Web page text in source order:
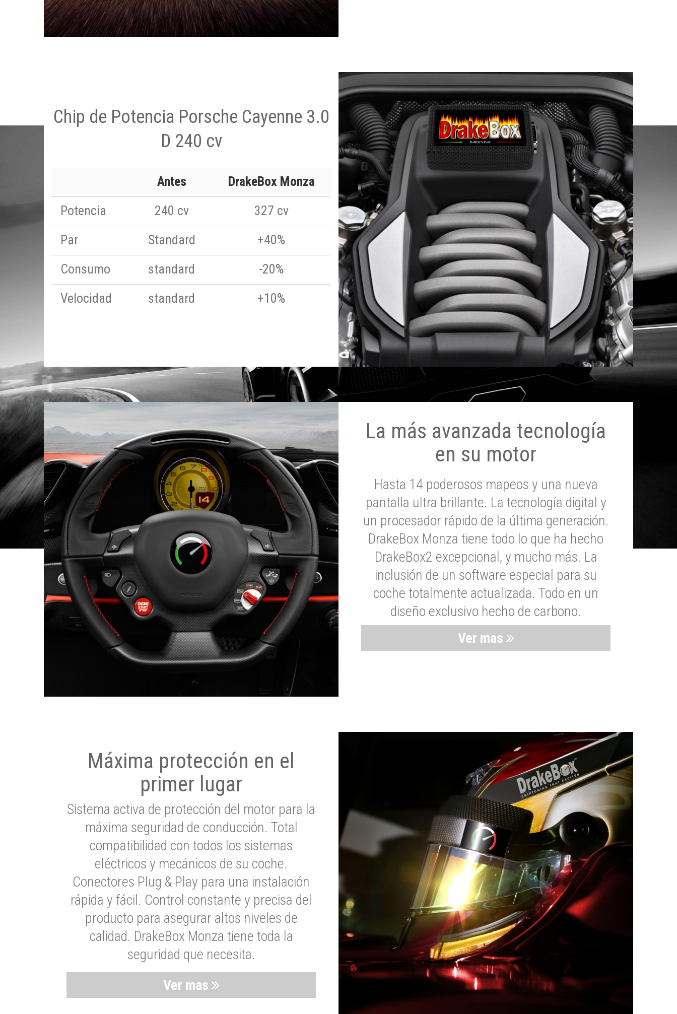
Chip de Potencia Porsche Cayenne 3.0
D 240 cv
Antes
DrakeBox Monza
Potencia
240 cv
327 cv
Par
Standard
+40%
Consumo
standard
-20%
Velocidad
standard +10%
La más avanzada tecnología
en su motor
Hasta 14 poderosos mapeos y una nueva
pantalla ultra brillante. La tecnología digital y
un procesador rápido de la última generación.
DrakeBox Monza tiene todo lo que ha hecho
DrakeBox2 excepcional, y mucho más. La
inclusión de un software especial para su
coche totalmente actualizada. Todo en un
diseño exclusivo hecho de carbono.
Ver mas
Máxima protección en el
primer lugar
Sistema activa de protección del motor para la
máxima seguridad de conducción. Total
compatibilidad con todos los sistemas
eléctricos y mecánicos de su coche.
Conectores Plug & Play para una instalación
rápida y fácil. Control constante y precisa del
producto para asegurar altos niveles de
calidad. DrakeBox Monza tiene toda la
seguridad que necesita.
Ver mas